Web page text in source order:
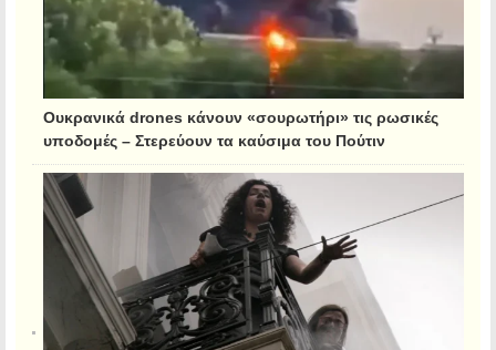
Ουκρανικά drones κάνουν «σουρωτήρι» τις ρωσικές
υποδομές – Στερεύουν τα καύσιμα του Πούτιν